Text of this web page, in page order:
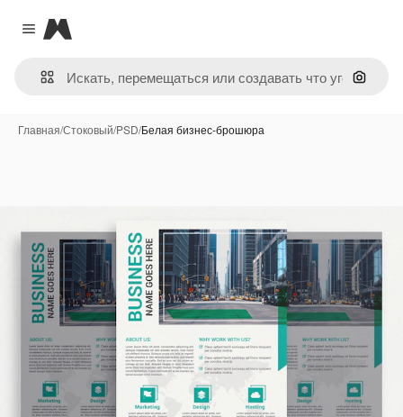
Close menu
Magnific
Поиск
Главная/Стоковый/PSD/Белая бизнес-брошюра